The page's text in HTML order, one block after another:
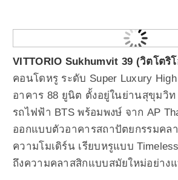
VITTORIO Sukhumvit 39 (วิตโตริ
คอนโดหรู ระดับ Super Luxury
อาคาร 88 ยูนิต ตั้งอยู่ในย่านสุขุมวิท
รถไฟฟ้า BTS พร้อมพงษ์ จาก AP
ออกแบบตัวอาคารสถาปัตยกรรมคล
ความโมเดิร์น เรียบหรูแบบ
ถึงความคลาสสิกแบบสมัยใหม่อย่างแ